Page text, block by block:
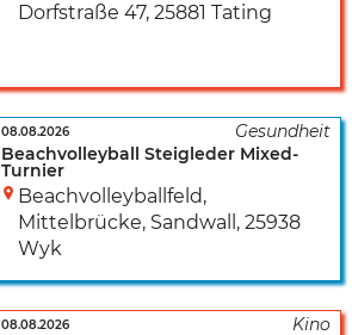
Dorfstraße 47, 25881 Tating
08.08.2026
Beachvolleyball Steigleder Mixed-
Turnier
Beachvolleyballfeld,
Mittelbrücke, Sandwall , 25938
Wyk
08.08.2026